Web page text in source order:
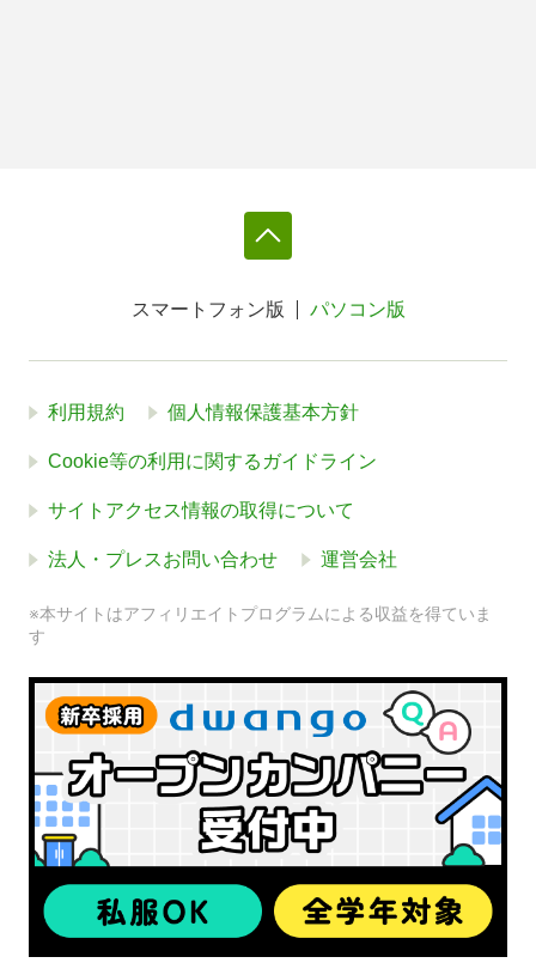
スマートフォン版 パソコン版
利用規約 個人情報保護基本方針
Cookie等の利用に関するガイドライン
サイトアクセス情報の取得について
法人・プレスお問い合わせ 運営会社
※本サイトはアフィリエイトプログラムによる収益を得ていま
す